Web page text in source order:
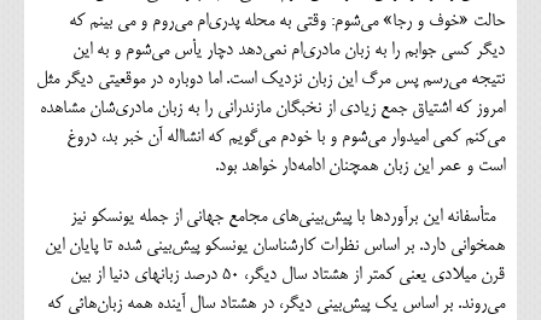
حالت «خوف و رجا» می‌شوم: وقتی به محله پدری‌ام می‌روم و می بینم که
دیگر کسی جوابم را به زبان مادری‌ام نمی‌دهد دچار یأس می‌شوم و به این
نتیجه می‌رسم پس مرگ این زبان نزدیک است. اما دوباره در موقعیتی دیگر مثل
امروز که اشتیاق جمع زیادی از نخبگان مازندرانی را به زبان مادری‌شان مشاهده
می‌کنم کمی امیدوار می‌شوم و با خودم می‌گویم که انشااله آن خبر بد، دروغ
است و عمر این زبان همچنان ادامه‌دار خواهد بود.
متأسفانه این برآوردها با پیش‌بینی‌های مجامع جهانی از جمله یونسکو نیز
همخوانی دارد. بر اساس نظرات کارشناسان یونسکو پیش‌بینی شده تا پایان این
قرن میلادی یعنی کمتر از هشتاد سال دیگر، 50 درصد زبانهای دنیا از بین
می‌روند. بر اساس یک پیش‌بینی دیگر، در هشتاد سال آینده همه زبان‌هائی که